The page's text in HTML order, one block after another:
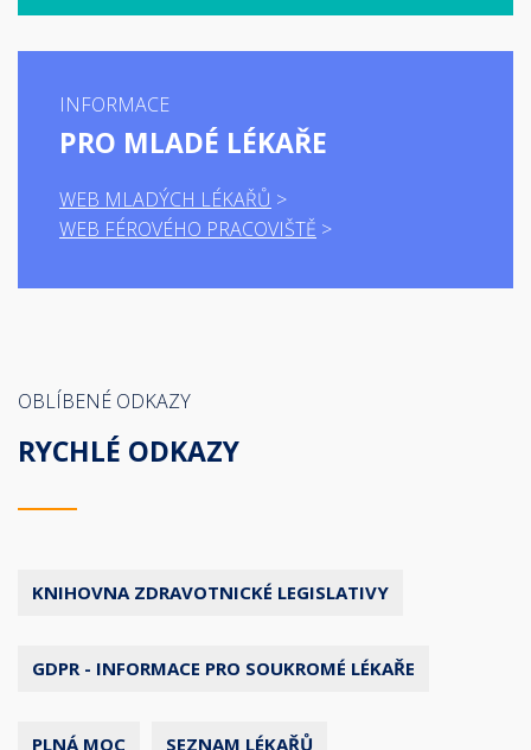
INFORMACE
PRO MLADÉ LÉKAŘE
WEB MLADÝCH LÉKAŘŮ
WEB FÉROVÉHO PRACOVIŠTĚ
OBLÍBENÉ ODKAZY
RYCHLÉ ODKAZY
KNIHOVNA ZDRAVOTNICKÉ LEGISLATIVY
GDPR - INFORMACE PRO SOUKROMÉ LÉKAŘE
PLNÁ MOC SEZNAM LÉKAŘŮ